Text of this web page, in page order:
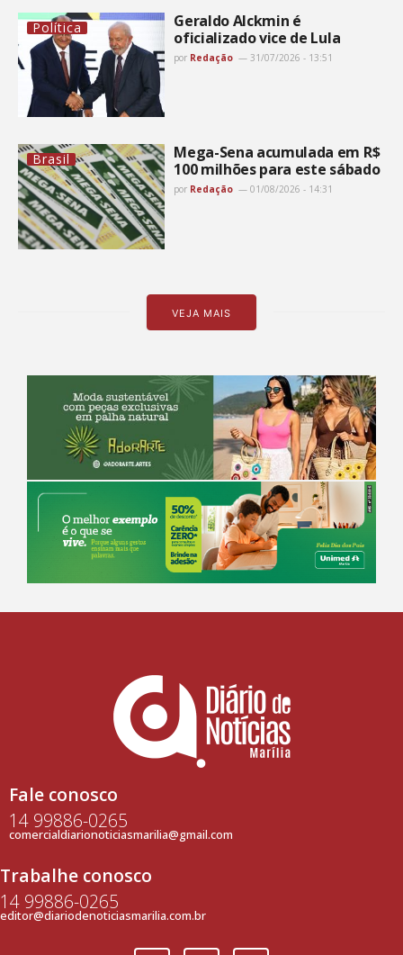
Política
Geraldo Alckmin é
oficializado vice de Lula
por Redação 31/07/2026 - 13:51
Brasil
Mega-Sena acumulada em R$
100 milhões para este sábado
por Redação 01/08/2026 - 14:31
VEJA MAIS
Fale conosco
14 99886-0265
comercialdiarionoticiasmarilia@gmail.com
Trabalhe conosco
14 99886-0265
editor@diariodenoticiasmarilia.com.br